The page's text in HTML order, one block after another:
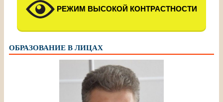
РЕЖИМ ВЫСОКОЙ КОНТРАСТНОСТИ
ОБРАЗОВАНИЕ В ЛИЦАХ